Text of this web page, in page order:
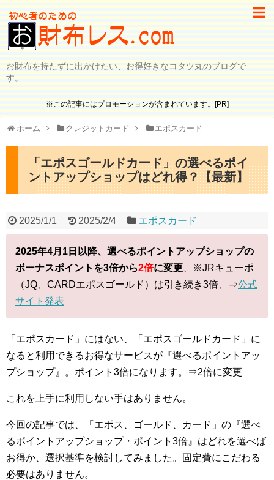
お財布を持たずに出かけたい、お得好きなコタツ丸のブログで
す。
※この記事にはプロモーションが含まれています。[PR]
ホーム クレジットカード エポスカード
「エポスゴールドカード」の選べるポイ
ントアップショップはどれ得？【最新】
2025/1/1 2025/2/4 エポスカード
2025年4月1日以降、選べるポイントアップショップの
ボーナスポイントを3倍から2倍に変更 、※JRキューポ
（JQ、CARDエポスゴールド）は引き続き3倍、⇒公式
サイト発表
「エポスカード」にはない、「エポスゴールドカード」に
なると利用できるお得なサービスが『選べるポイントアッ
プショップ』。ポイント3倍になります。⇒2倍に変更
これを上手に利用しない手はありません。
今回の記事では、「エポス、ゴールド、カード」の『選べ
るポイントアップショップ・ポイント3倍』はどれを選べば
お得か、選択基準を検討してみました。固定費にこだわる
必要はありません。